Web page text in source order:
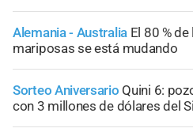
Alemania - Australia El 80 %
mariposas se está mudando
Sorteo Aniversario Quini 6:
con 3 millones de dólares del